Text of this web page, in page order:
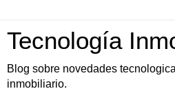
Tecnología
Blog sobre novedades
inmobiliario.